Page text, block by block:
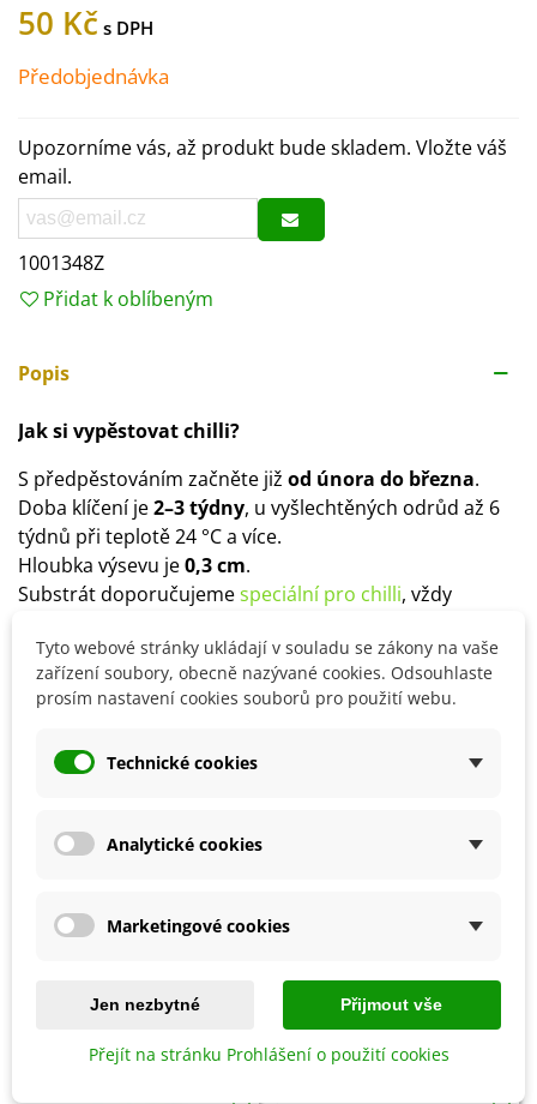
50 Kč
Předobjednávka
Upozorníme vás, až produkt bude skladem. Vložte váš
email.
1001348Z
Přidat k oblíbeným
Popis
Jak si vypěstovat chilli?
S předpěstováním začněte již od února do března.
Doba klíčení je2–3 týdny, u vyšlechtěných odrůd až 6
týdnů při teplotě 24 °C a více.
Hloubka výsevu je0,3 cm.
Substrát doporučujemespeciální pro chilli, vždy
Ven rostliny přesazujte až po posledních mrazech.
Stanoviště volíme slunečné, vhodné je také pěstování
ve skleníku.
provzdušněná, vhodné promísit substrát např.
přihnojovat ji můžete vermikompostem,
či
Tyto webové stránky ukládají v souladu se zákony na vaše
zařízení soubory, obecně nazývané cookies. Odsouhlaste
prosím nastavení cookies souborů pro použití webu.
Technické cookies
Analytické cookies
Marketingové cookies
Jen nezbytné Přijmout vše
Přejít na stránku Prohlášení o použití cookies